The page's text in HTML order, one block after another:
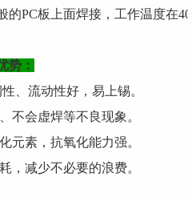
的PC板上面焊接，工作温度在
势：
、流动性好，易上锡。
不会虚焊等不良现象。
元素，抗氧化能力强。
，减少不必要的浪费。